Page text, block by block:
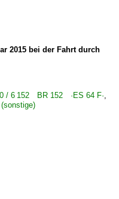
2015 bei der Fahrt durch
/ 6 152 BR 152 ·ES 64 F·,